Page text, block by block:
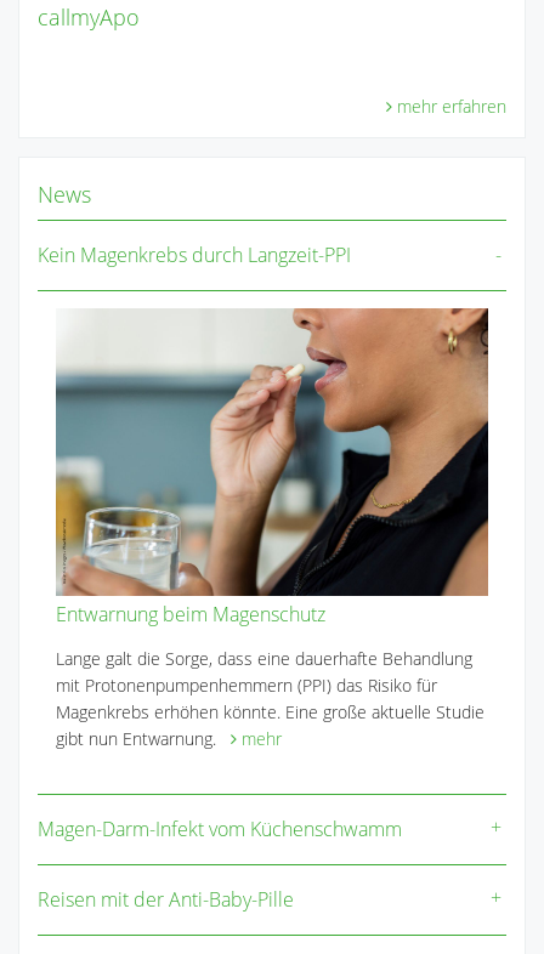
callmyApo
mehr erfahren
News
Kein Magenkrebs durch Langzeit-PPI
Entwarnung beim Magenschutz
Lange galt die Sorge, dass eine dauerhafte Behandlung
mit Protonenpumpenhemmern (PPI) das Risiko für
Magenkrebs erhöhen könnte. Eine große aktuelle Studie
gibt nun Entwarnung.
mehr
Magen-Darm-Infekt vom Küchenschwamm
Reisen mit der Anti-Baby-Pille